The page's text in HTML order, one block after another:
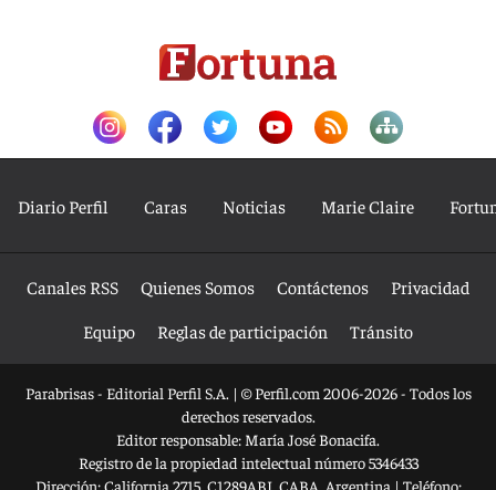
Diario Perfil Caras Noticias Marie Claire
Canales RSS Quienes Somos Contáctenos
Privacidad
Equipo
Reglas de participación Tránsito
Parabrisas - Editorial Perfil S.A. | © Perfil.com 2006-2026 - Todos los
derechos reservados.
Editor responsable: María José Bonacifa.
Registro de la propiedad intelectual número 5346433
Dirección:California 2715, C1289ABI, CABA, Argentina | Teléfono: